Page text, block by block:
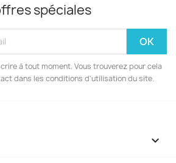
spéciales
à tout moment. Vous trouverez pour cela
dans les conditions d'utilisation du site.
